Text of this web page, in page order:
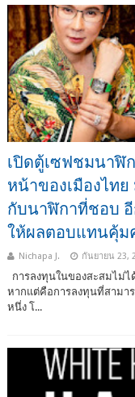
เปิดตู้เซฟชมนาฬิ
หน้าของเมืองไท
กับนาฬิกาที่ชอบ อี
ให้ผลตอบแทนคุ้ม
Nichapa J. กันยายน 23,
การลงทุนในของสะสมไม่ไ
หากแต่คือการลงทุนที่สามาร
หนึ่ง โ...